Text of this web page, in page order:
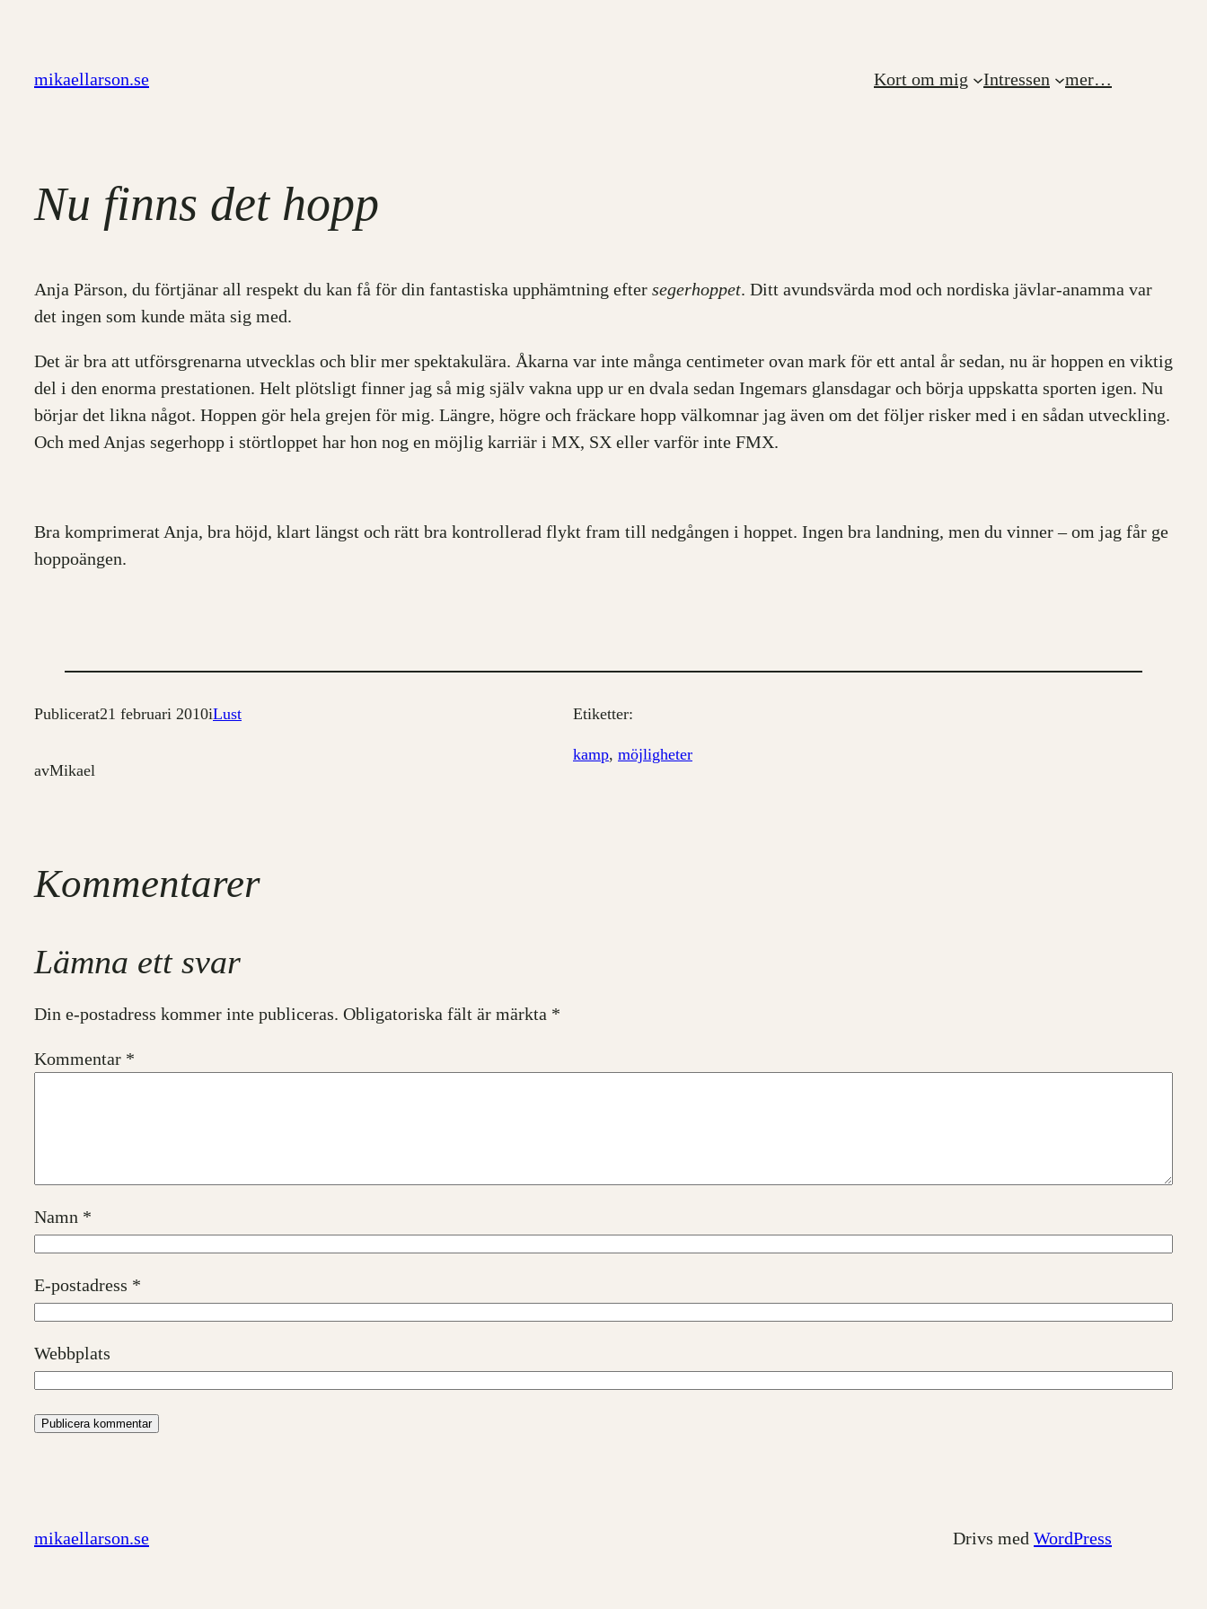
innehåll
mikaellarson.se Kort om mig Intressen mer…
Nu finns det hopp
Anja Pärson, du förtjänar all respekt du kan få för din fantastiska upphämtning efter segerhoppet. Ditt avundsvärda mod och nordiska jävlar-anamma var
det ingen som kunde mäta sig med.
Det är bra att utförsgrenarna utvecklas och blir mer spektakulära. Åkarna var inte många centimeter ovan mark för ett antal år sedan, nu är hoppen en viktig
del i den enorma prestationen. Helt plötsligt finner jag så mig själv vakna upp ur en dvala sedan Ingemars glansdagar och börja uppskatta sporten igen. Nu
börjar det likna något. Hoppen gör hela grejen för mig. Längre, högre och fräckare hopp välkomnar jag även om det följer risker med i en sådan utveckling.
Och med Anjas segerhopp i störtloppet har hon nog en möjlig karriär i MX, SX eller varför inte FMX.
Bra komprimerat Anja, bra höjd, klart längst och rätt bra kontrollerad flykt fram till nedgången i hoppet. Ingen bra landning, men du vinner – om jag får ge
hoppoängen.
Publicerat21 februari 2010iLust
avMikael
Etiketter:
kamp, möjligheter
Kommentarer
Lämna ett svar
Din e-postadress kommer inte publiceras. Obligatoriska fält är märkta *
Kommentar *
Namn *
E-postadress *
Webbplats
mikaellarson.se Drivs med WordPress